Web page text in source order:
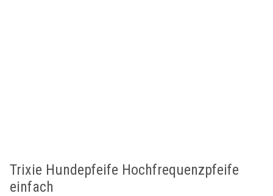
Trixie Hundepfeife Hochfrequenzpfeife
einfach